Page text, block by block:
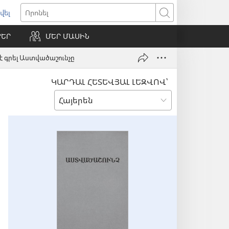
Որոնել
ՄԵՐ ՄԱՍԻՆ
գրել Աստվածաշունչը
ԿԱՐԴԱԼ ՀԵՏԵՎՅԱԼ ԼԵԶՎՈՎ՝